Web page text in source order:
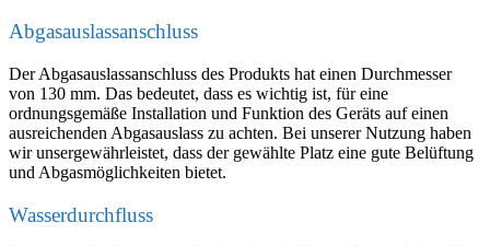
Abgasauslassanschluss
Der Abgasauslassanschluss des Produkts hat einen Durchmesser
von 130 mm. Das bedeutet, dass es wichtig ist, für eine
ordnungsgemäße Installation und Funktion des Geräts auf einen
ausreichenden Abgasauslass zu achten. Bei unserer Nutzung haben
wir unsergewährleistet, dass der gewählte Platz eine gute Belüftung
und Abgasmöglichkeiten bietet.
Wasserdurchfluss